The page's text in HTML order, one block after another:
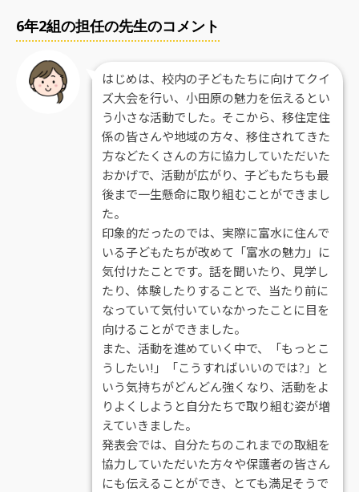
6年2組の担任の先生のコメント
はじめは、校内の子どもたちに向けてクイ
ズ大会を行い、小田原の魅力を伝えるとい
う小さな活動でした。そこから、移住定住
係の皆さんや地域の方々、移住されてきた
方などたくさんの方に協力していただいた
おかげで、活動が広がり、子どもたちも最
後まで一生懸命に取り組むことができまし
た。
印象的だったのでは、実際に富水に住んで
いる子どもたちが改めて「富水の魅力」に
気付けたことです。話を聞いたり、見学し
たり、体験したりすることで、当たり前に
なっていて気付いていなかったことに目を
向けることができました。
また、活動を進めていく中で、「もっとこ
うしたい!」「こうすればいいのでは?」と
いう気持ちがどんどん強くなり、活動をよ
りよくしようと自分たちで取り組む姿が増
えていきました。
発表会では、自分たちのこれまでの取組を
協力していただいた方々や保護者の皆さん
にも伝えることができ、とても満足そうで